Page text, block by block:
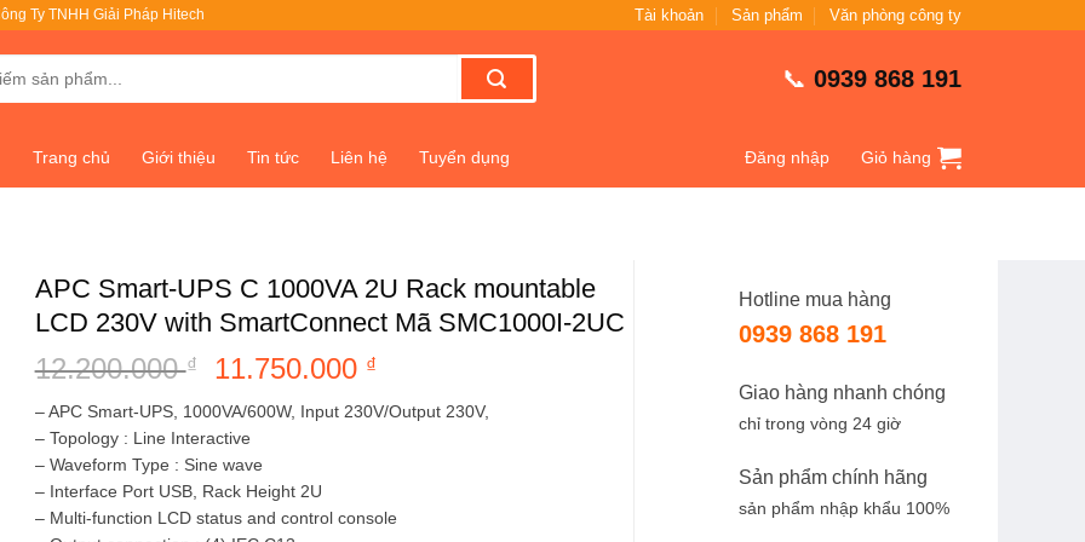
Ty TNHH Giải Pháp Hitech Tài khoản Sản phẩm Văn phòng công ty
📞 0939 868 191
Trang chủ Giới thiệu Tin tức Liên hệ Tuyển dụng Đăng nhập Giỏ hàng
Hotline mua hàng
0939 868 191
Giao hàng nhanh chóng
chỉ trong vòng 24 giờ
Sản phẩm chính hãng
sản phẩm nhập khẩu 100%
APC Smart-UPS C 1000VA 2U Rack mountable
LCD 230V with SmartConnect Mã SMC1000I-2UC
12.200.000₫
Giá
gốc
là:
12.200.000 ₫.
11.750.000 ₫
hiện
tại
– APC Smart-UPS, 1000VA/600W, Input 230V/Output 230V,
– Topology : Line Interactive
– Waveform Type : Sine wave
– Interface Port USB, Rack Height 2U
– Multi-function LCD status and control console